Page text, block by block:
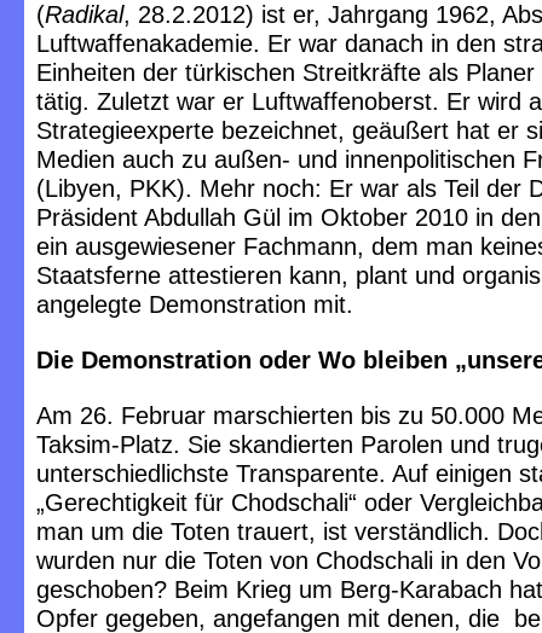
(Radikal, 28.2.2012) ist er, Jahrgang 1962,
Luftwaffenakademie. Er war danach in den
Einheiten der türkischen Streitkräfte als Planer
tätig. Zuletzt war er Luftwaffenoberst. Er wird
Strategieexperte bezeichnet, geäußert hat er
Medien auch zu außen- und innenpolitischen
(Libyen, PKK). Mehr noch: Er war als Teil der
Präsident Abdullah Gül im Oktober 2010 in
ein ausgewiesener Fachmann, dem man
Staatsferne attestieren kann, plant und
angelegte Demonstration mit.
Die Demonstration oder Wo bleiben
Am 26. Februar marschierten bis zu 50.000
Taksim-Platz. Sie skandierten Parolen und
unterschiedlichste Transparente. Auf einigen
„Gerechtigkeit für Chodschali“ oder
man um die Toten trauert, ist verständlich.
wurden nur die Toten von Chodschali in den
geschoben? Beim Krieg um Berg-Karabach
Opfer gegeben, angefangen mit denen, die